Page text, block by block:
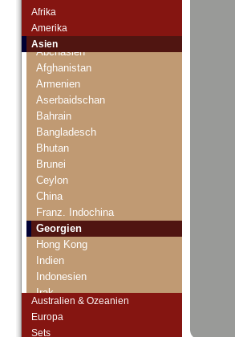
Afrika
Amerika
Asien
Abchasien
Afghanistan
Armenien
Aserbaidschan
Bahrain
Bangladesch
Bhutan
Brunei
Ceylon
China
Franz. Indochina
Georgien
Hong Kong
Indien
Indonesien
Irak
Iranisch Aserbaidschan
Australien & Ozeanien
Europa
Sets